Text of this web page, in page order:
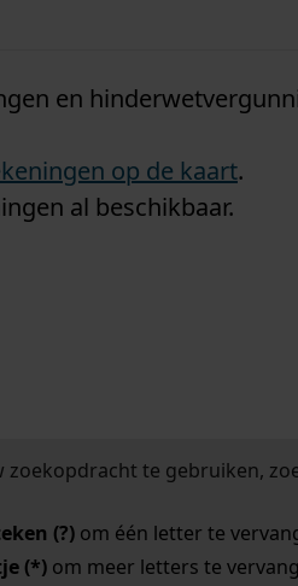
en
op de kaart.
al beschikbaar.
zoekopdracht te gebruiken,
(?)om één letter te
(*)om meer letters te